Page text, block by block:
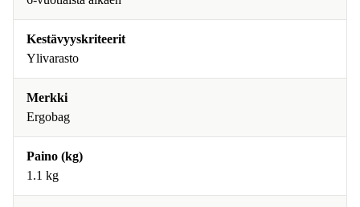
Kestävyyskriteerit
Ylivarasto
Merkki
Ergobag
Paino (kg)
1.1 kg